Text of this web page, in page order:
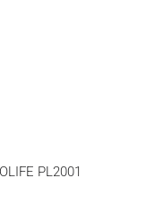
PL2001